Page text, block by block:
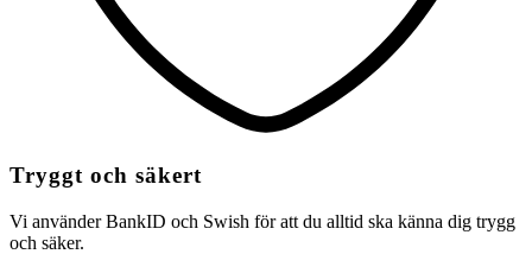
Tryggt och säkert
Vi använder BankID och Swish för att du alltid ska känna dig trygg
och säker.